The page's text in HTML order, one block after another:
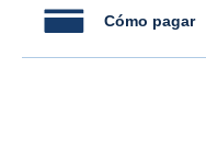
Cómo pagar